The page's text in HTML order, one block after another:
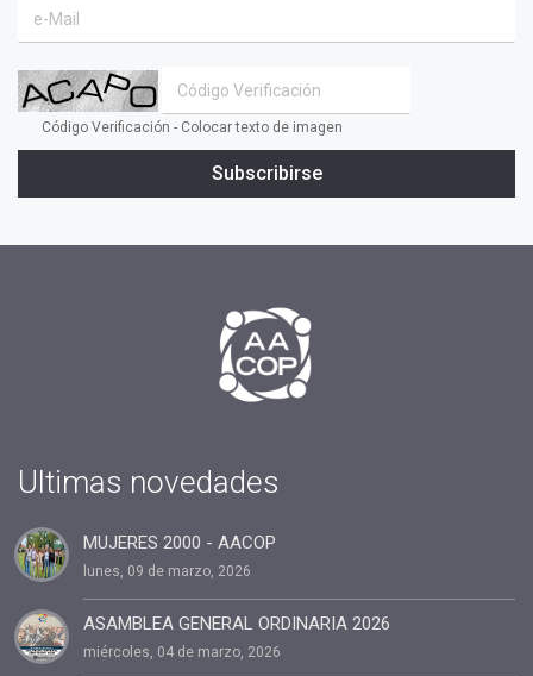
#comunidad
#transformacion
#cambio
#INSPIRAR
#cuota2020
#entrevista
#Dia del coach
#Delegaciones
#administracion
Código Verificación - Colocar texto de imagen
Subscribirse
Ultimas novedades
MUJERES 2000 - AACOP
lunes, 09 de marzo, 2026
ASAMBLEA GENERAL ORDINARIA 2026
miércoles, 04 de marzo, 2026